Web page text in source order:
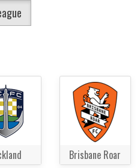
Brisbane Roar